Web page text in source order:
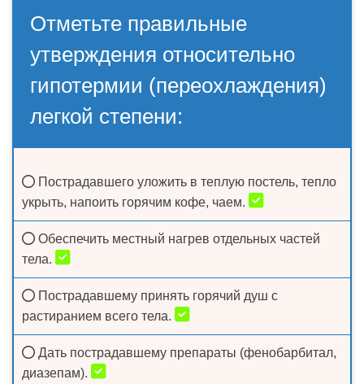
Отметьте правильные
утверждения относительно
гипотермии (переохлаждения)
легкой степени:
Пострадавшего уложить в теплую постель, тепло
укрыть, напоить горячим кофе, чаем.
Обеспечить местный нагрев отдельных частей
тела.
Пострадавшему принять горячий душ с
растиранием всего тела.
Дать пострадавшему препараты (фенобарбитал,
диазепам).